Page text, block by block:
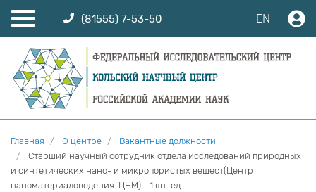
(81555) 7-53-50 EN
Главная О центре
Вакантные должности
Старший научный сотрудник отдела исследований природных
и синтетических нано- и микропористых вещест(Центр
наноматериаловедения-ЦНМ) - 1 шт. ед.